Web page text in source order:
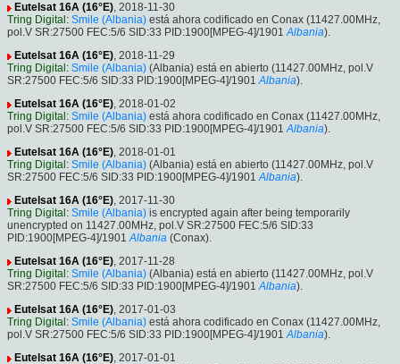
Eutelsat 16A (16°E), 2018-11-30
Tring Digital : Smile (Albania) está ahora codificado en Conax (11427.00MHz,
pol.V SR:27500 FEC:5/6 SID:33 PID:1900[MPEG-4]/1901 Albania).
Eutelsat 16A (16°E), 2018-11-29
Tring Digital : Smile (Albania) (Albania) está en abierto (11427.00MHz, pol.V
SR:27500 FEC:5/6 SID:33 PID:1900[MPEG-4]/1901 Albania).
Eutelsat 16A (16°E), 2018-01-02
Tring Digital : Smile (Albania) está ahora codificado en Conax (11427.00MHz,
pol.V SR:27500 FEC:5/6 SID:33 PID:1900[MPEG-4]/1901 Albania).
Eutelsat 16A (16°E), 2018-01-01
Tring Digital : Smile (Albania) (Albania) está en abierto (11427.00MHz, pol.V
SR:27500 FEC:5/6 SID:33 PID:1900[MPEG-4]/1901 Albania).
Eutelsat 16A (16°E), 2017-11-30
Tring Digital : Smile (Albania) is encrypted again after being temporarily
unencrypted on 11427.00MHz, pol.V SR:27500 FEC:5/6 SID:33
PID:1900[MPEG-4]/1901 Albania (Conax).
Eutelsat 16A (16°E), 2017-11-28
Tring Digital : Smile (Albania) (Albania) está en abierto (11427.00MHz, pol.V
SR:27500 FEC:5/6 SID:33 PID:1900[MPEG-4]/1901 Albania).
Eutelsat 16A (16°E), 2017-01-03
Tring Digital : Smile (Albania) está ahora codificado en Conax (11427.00MHz,
pol.V SR:27500 FEC:5/6 SID:33 PID:1900[MPEG-4]/1901 Albania).
Eutelsat 16A (16°E), 2017-01-01